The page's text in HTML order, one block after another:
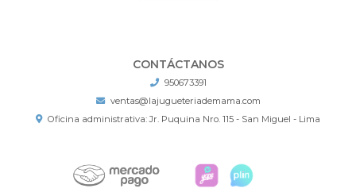
CONTÁCTANOS
950673391
ventas@lajugueteriademama.com
Oficina administrativa: Jr. Puquina Nro. 115 - San Miguel - Lima